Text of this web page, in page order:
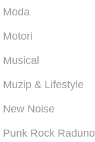
Moda
Motori
Musical
Muzip & Lifestyle
New Noise
Punk Rock Raduno